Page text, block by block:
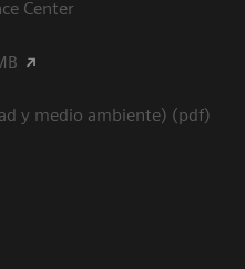
Center
y medio ambiente) (pdf)